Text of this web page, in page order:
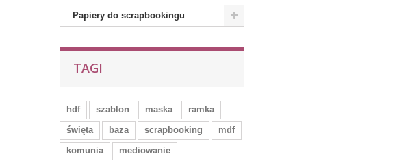
Papiery do scrapbookingu
TAGI
hdf szablon maska
ramka
święta
baza scrapbooking
mdf
komunia
mediowanie